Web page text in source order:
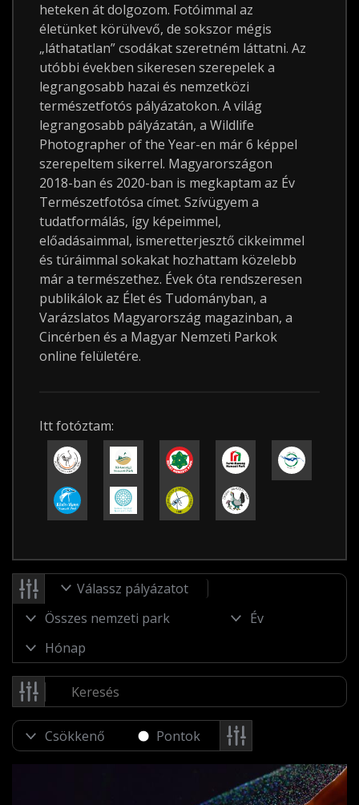
heteken át dolgozom. Fotóimmal az
életünket körülvevő, de sokszor mégis
„láthatatlan” csodákat szeretném láttatni. Az
utóbbi években sikeresen szerepelek a
legrangosabb hazai és nemzetközi
természetfotós pályázatokon. A világ
legrangosabb pályázatán, a Wildlife
Photographer of the Year-en már 6 képpel
szerepeltem sikerrel. Magyarországon
2018-ban és 2020-ban is megkaptam az Év
Természetfotósa címet. Szívügyem a
tudatformálás, így képeimmel,
előadásaimmal, ismeretterjesztő cikkeimmel
és túráimmal sokakat hozhattam közelebb
már a természethez. Évek óta rendszeresen
publikálok az Élet és Tudományban, a
Varázslatos Magyarország magazinban, a
Cincérben és a Magyar Nemzeti Parkok
online felületére.
Itt fotóztam:
Válassz pályázatot
Pontok